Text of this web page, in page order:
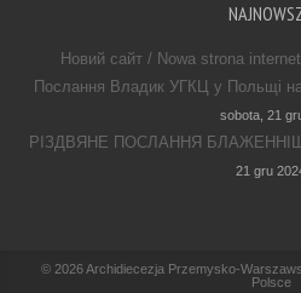
Новий сайт / Nowa strona
Послання Владик УГКЦ у Польщі
sobota, 21
РІЗДВЯНЕ ПОСЛАННЯ
21 gru
© 2026Archidiecezja Przemysko-
Polsce